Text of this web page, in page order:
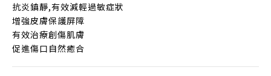
抗炎鎮靜,有效減輕過敏症狀
增強皮膚保護屏障
有效治療創傷肌膚
促進傷口自然癒合